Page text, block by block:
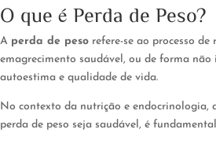
O que é Perda de Peso?
A perda de peso refere-se ao processo
emagrecimento saudável, ou de forma
autoestima e qualidade de vida.
No contexto da nutrição e endocrinologia,
perda de peso seja saudável, é